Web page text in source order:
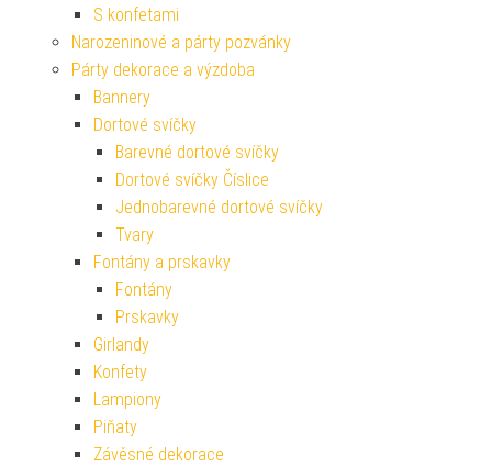
S konfetami
Narozeninové a párty pozvánky
Párty dekorace a výzdoba
Bannery
Dortové svíčky
Barevné dortové svíčky
Dortové svíčky Číslice
Jednobarevné dortové svíčky
Tvary
Fontány a prskavky
Fontány
Prskavky
Girlandy
Konfety
Lampiony
Piňaty
Závěsné dekorace